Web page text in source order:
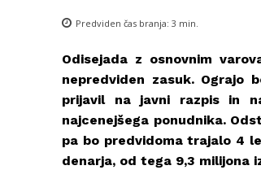
Predviden čas branja: 3 min.
Odisejada z osnovnim
nepredviden zasuk. Ograjo
prijavil na javni razpis in
najcenejšega ponudnika.
pa bo predvidoma trajalo 4
denarja, od tega 9,3 milijona